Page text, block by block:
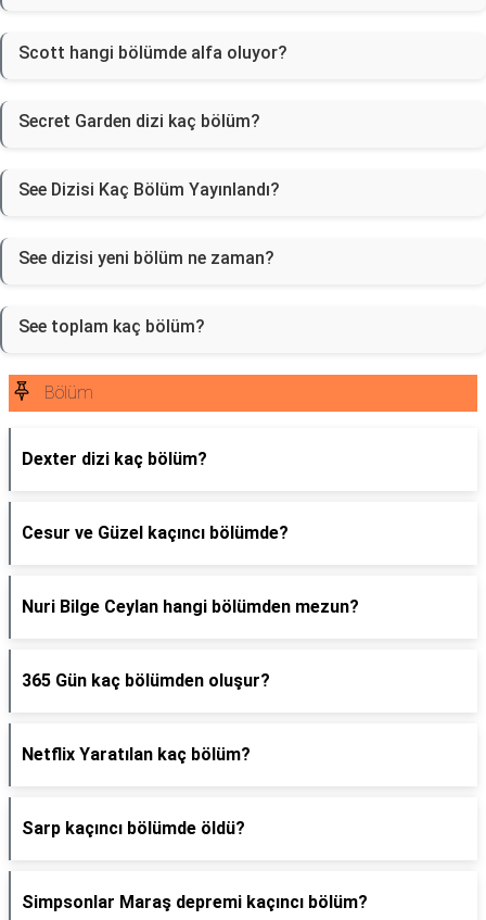
Scott hangi bölümde alfa oluyor?
Secret Garden dizi kaç bölüm?
See Dizisi Kaç Bölüm Yayınlandı?
See dizisi yeni bölüm ne zaman?
See toplam kaç bölüm?
Bölüm
Dexter dizi kaç bölüm?
Cesur ve Güzel kaçıncı bölümde?
Nuri Bilge Ceylan hangi bölümden mezun?
365 Gün kaç bölümden oluşur?
Netflix Yaratılan kaç bölüm?
Sarp kaçıncı bölümde öldü?
Simpsonlar Maraş depremi kaçıncı bölüm?